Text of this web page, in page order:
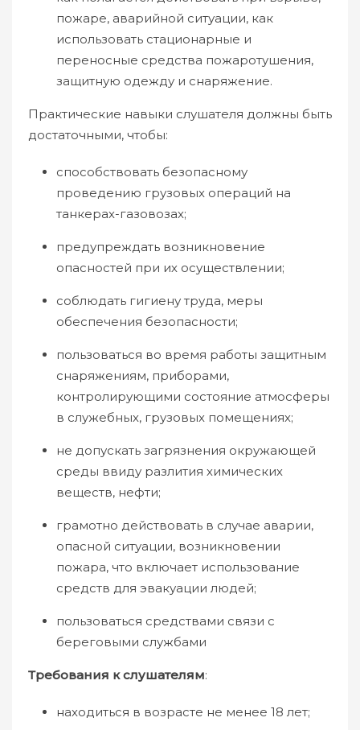
пожаре, аварийной ситуации, как
использовать стационарные и
переносные средства пожаротушения,
защитную одежду и снаряжение.
Практические навыки слушателя должны быть
достаточными, чтобы:
способствовать безопасному
проведению грузовых операций на
танкерах-газовозах;
предупреждать возникновение
опасностей при их осуществлении;
соблюдать гигиену труда, меры
обеспечения безопасности;
пользоваться во время работы защитным
снаряжениям, приборами,
контролирующими состояние атмосферы
в служебных, грузовых помещениях;
не допускать загрязнения окружающей
среды ввиду разлития химических
веществ, нефти;
грамотно действовать в случае аварии,
опасной ситуации, возникновении
пожара, что включает использование
средств для эвакуации людей;
пользоваться средствами связи с
береговыми службами
Требования к слушателям:
находиться в возрасте не менее 18 лет;